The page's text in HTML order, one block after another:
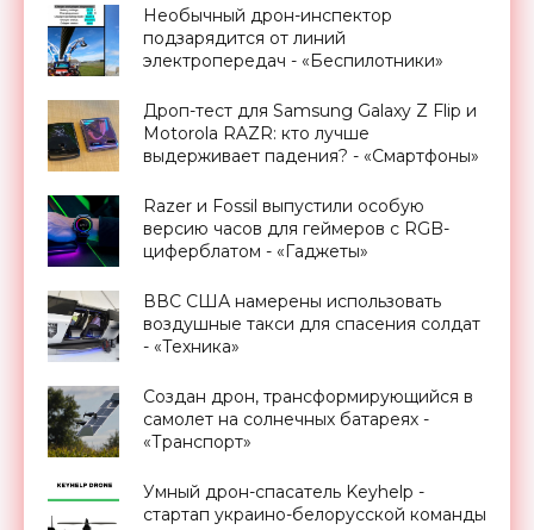
Необычный дрон-инспектор
подзарядится от линий
электропередач - «Беспилотники»
Дроп-тест для Samsung Galaxy Z Flip и
Motorola RAZR: кто лучше
выдерживает падения? - «Смартфоны»
Razer и Fossil выпустили особую
версию часов для геймеров с RGB-
циферблатом - «Гаджеты»
ВВС США намерены использовать
воздушные такси для спасения солдат
- «Техника»
Создан дрон, трансформирующийся в
самолет на солнечных батареях -
«Транспорт»
Умный дрон-спасатель Keyhelp -
стартап украино-белорусской команды